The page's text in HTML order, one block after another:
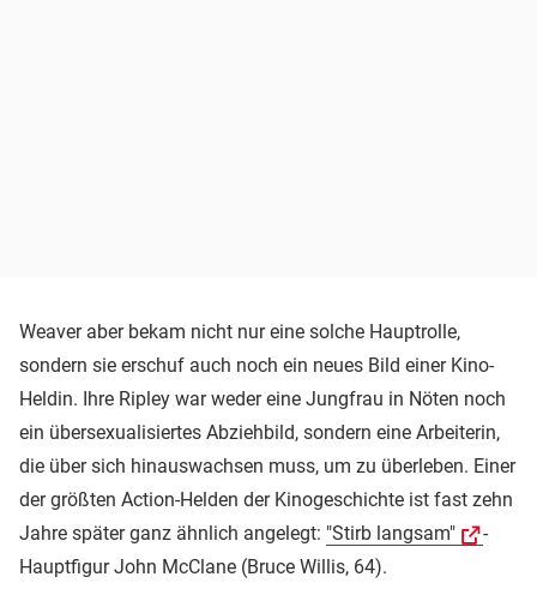
Weaver aber bekam nicht nur eine solche Hauptrolle,
sondern sie erschuf auch noch ein neues Bild einer Kino-
Heldin. Ihre Ripley war weder eine Jungfrau in Nöten noch
ein übersexualisiertes Abziehbild, sondern eine Arbeiterin,
die über sich hinauswachsen muss, um zu überleben. Einer
der größten Action-Helden der Kinogeschichte ist fast zehn
Jahre später ganz ähnlich angelegt: "Stirb langsam"
-
Hauptfigur John McClane (Bruce Willis, 64).